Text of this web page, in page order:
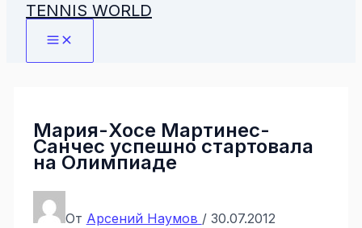
TENNIS WORLD
Мария-Хосе Мартинес-
Санчес успешно стартовала
на Олимпиаде
От Арсений Наумов / 30.07.2012